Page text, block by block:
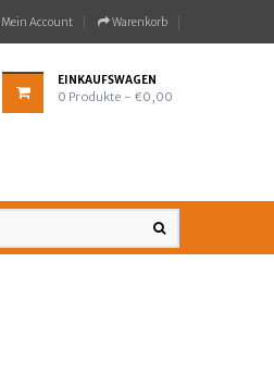
Mein Account Warenkorb
EINKAUFSWAGEN
0 Produkte - €0,00